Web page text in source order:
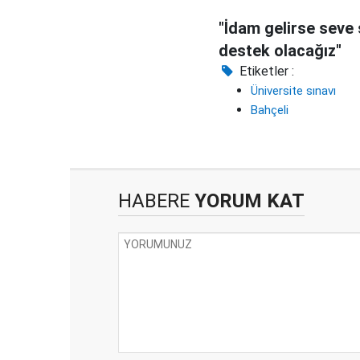
"İdam gelirse seve
destek olacağız"
Etiketler :
Üniversite sınavı
Bahçeli
HABERE YORUM KAT